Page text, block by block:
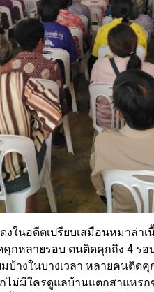
ในอดีตเปรียบเสมือนหมาล่า
กหลายรอบ ตนติดคุกถึง 4 รอ
บ้างในบางเวลา หลายคนติดคุ
ไม่มีใครดูแลบ้านแตกสาแหร